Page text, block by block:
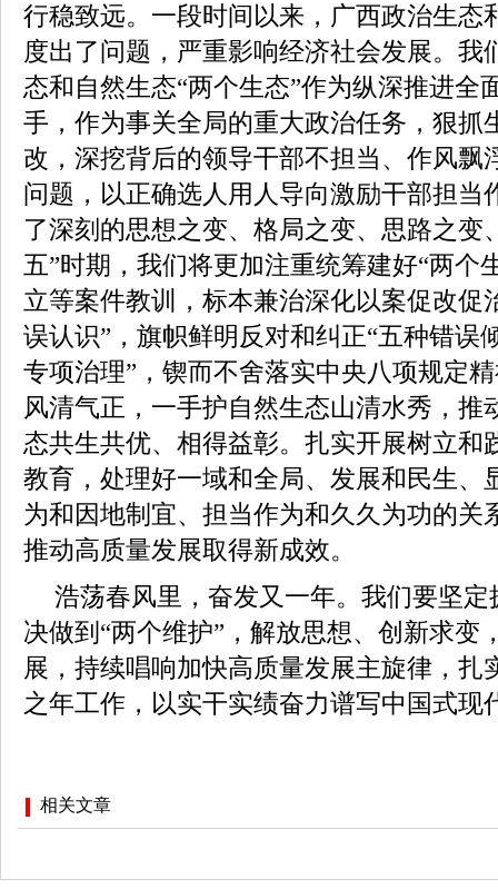
行稳致远。一段时间以来，广西政治生态
度出了问题，严重影响经济社会发展。我
态和自然生态“两个生态”作为纵深推进全
手，作为事关全局的重大政治任务，狠抓
改，深挖背后的领导干部不担当、作风飘
问题，以正确选人用人导向激励干部担当
了深刻的思想之变、格局之变、思路之变
五”时期，我们将更加注重统筹建好“两个
立等案件教训，标本兼治深化以案促改促
误认识”，旗帜鲜明反对和纠正“五种错误
专项治理”，锲而不舍落实中央八项规定
风清气正，一手护自然生态山清水秀，推
态共生共优、相得益彰。扎实开展树立和
教育，处理好一域和全局、发展和民生、
为和因地制宜、担当作为和久久为功的关
推动高质量发展取得新成效。
浩荡春风里，奋发又一年。我们要坚定
决做到“两个维护”，解放思想、创新求变
展，持续唱响加快高质量发展主旋律，扎
之年工作，以实干实绩奋力谱写中国式现
相关文章